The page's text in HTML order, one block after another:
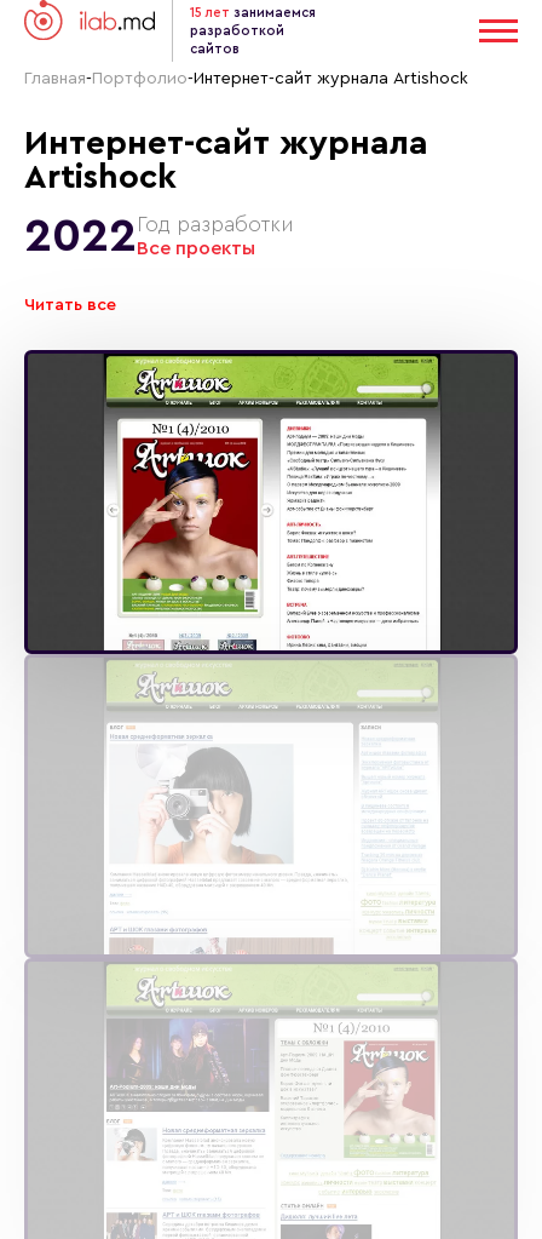
15 лет занимаемся
разработкой
сайтов
Главная- Портфолио-Интернет-сайт журнала Artishock
Интернет-сайт журнала
Artishock
2022 Год разработки
Все проекты
Читать все